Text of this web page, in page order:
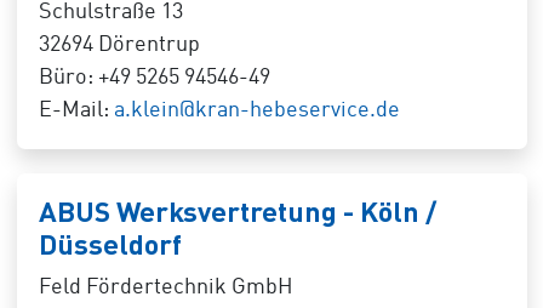
Schulstraße 13
32694 Dörentrup
Büro: +49 5265 94546-49
E-Mail: a.klein@kran-hebeservice.de
ABUS Werksvertretung - Köln /
Düsseldorf
Feld Fördertechnik GmbH